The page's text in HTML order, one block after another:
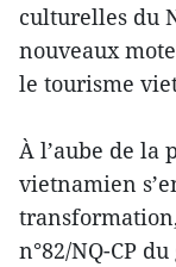
culturelles du
nouveaux
le tourisme
À l’aube de la
vietnamien
n°82/NQ-CP